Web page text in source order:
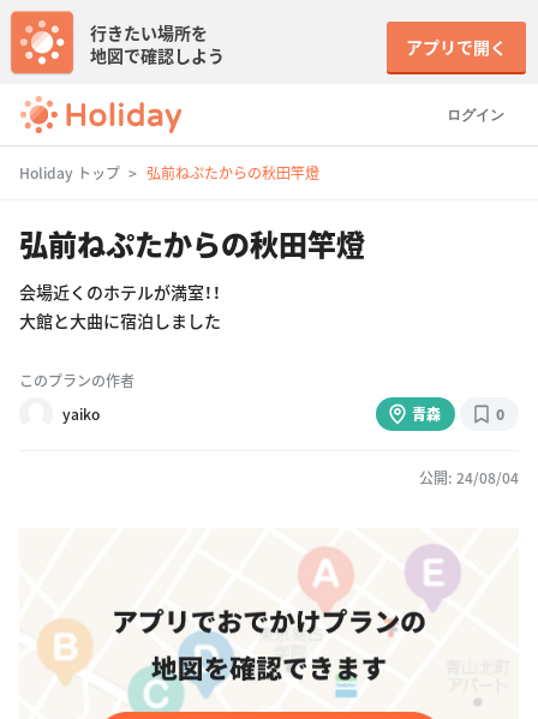
ログイン
行きたい場所を
地図で確認しよう
アプリで開く
Holiday トップ 弘前ねぷたからの秋田竿燈
弘前ねぷたからの秋田竿燈
会場近くのホテルが満室！！
大館と大曲に宿泊しました
このプランの作者
yaiko
青森 0
公開: 24/08/04